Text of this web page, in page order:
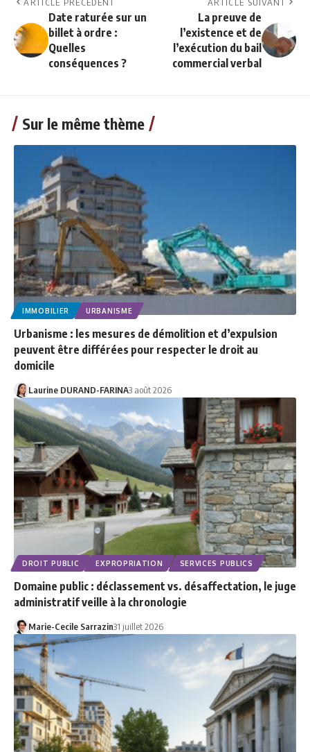
Date raturée sur un
billet à ordre :
Quelles
conséquences ?
La preuve de
l’existence et de
l’exécution du bail
commercial verbal
Sur le même thème
IMMOBILIER URBANISME
Urbanisme : les mesures de démolition et d’expulsion
peuvent être différées pour respecter le droit au
domicile
Laurine DURAND-FARINA3 août 2026
DROIT PUBLIC EXPROPRIATION SERVICES PUBLICS
Domaine public : déclassement vs. désaffectation, le juge
administratif veille à la chronologie
Marie-Cecile Sarrazin31 juillet 2026